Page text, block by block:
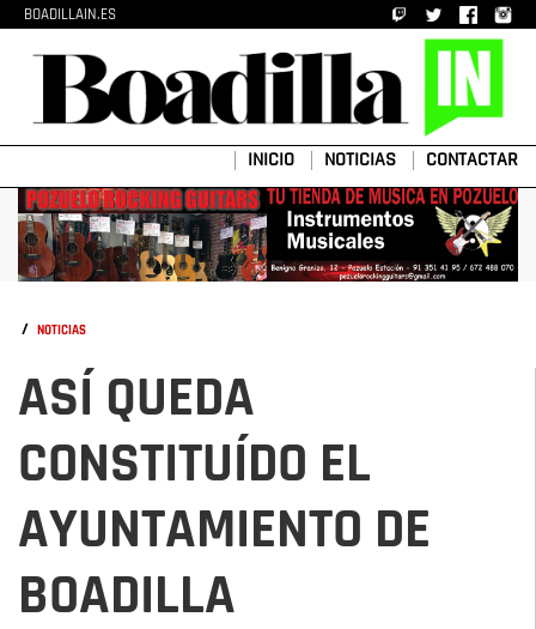
BOADILLAIN.ES
INICIO NOTICIAS CONTACTAR
/ NOTICIAS
ASÍ QUEDA
CONSTITUÍDO EL
AYUNTAMIENTO DE
BOADILLA